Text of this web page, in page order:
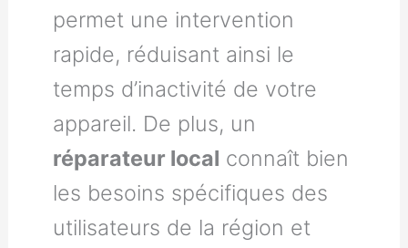
permet une intervention
rapide, réduisant ainsi le
temps d’inactivité de votre
appareil. De plus, un
réparateur local connaît bien
les besoins spécifiques des
utilisateurs de la région et